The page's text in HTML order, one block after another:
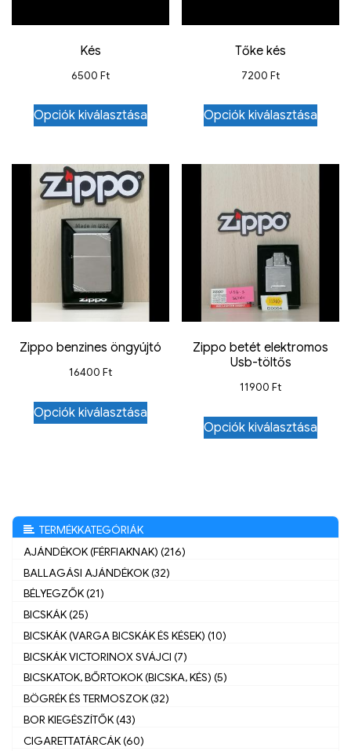
Kés
6500 Ft
Opciók kiválasztása
Tőke kés
7200Ft
Opciók kiválasztása
Zippo benzines öngyújtó
16400 Ft
Opciók kiválasztása
Zippo betét elektromos
Usb-töltős
11900Ft
Opciók kiválasztása
TERMÉKKATEGÓRIÁK
AJÁNDÉKOK (FÉRFIAKNAK) (216)
BALLAGÁSI AJÁNDÉKOK (32)
BÉLYEGZŐK (21)
BICSKÁK (25)
BICSKÁK (VARGA BICSKÁK ÉS KÉSEK) (10)
BICSKÁK VICTORINOX SVÁJCI (7)
BICSKATOK, BŐRTOKOK (BICSKA, KÉS) (5)
BÖGRÉK ÉS TERMOSZOK (32)
BOR KIEGÉSZÍTŐK (43)
CIGARETTATÁRCÁK (60)